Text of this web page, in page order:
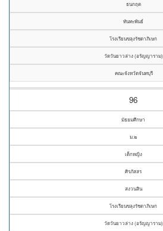
ธนกฤต
ทันทะพันธ์
โรงเรียนขลุงรัชดาภิเษก
วัดวันยาวล่าง (อรัญญาราม)
คณะจังหวัดจันทบุรี
96
มัธยมศึกษา
ม.๒
เด็กหญิง
ศิรภัสสร
สงวนสิน
โรงเรียนขลุงรัชดาภิเษก
วัดวันยาวล่าง (อรัญญาราม)